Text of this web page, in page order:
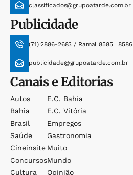
classificados@grupoatarde.com.br
Publicidade
(71) 2886-2683 / Ramal 8585 | 8586
publicidade@grupoatarde.com.br
Canais e Editorias
Autos
Bahia
Brasil
Saúde
Cineinsite
Concursos
Cultura
E.c. Bahia
E.c. Vitória
Empregos
Gastronomia
Muito
Mundo
Opinião